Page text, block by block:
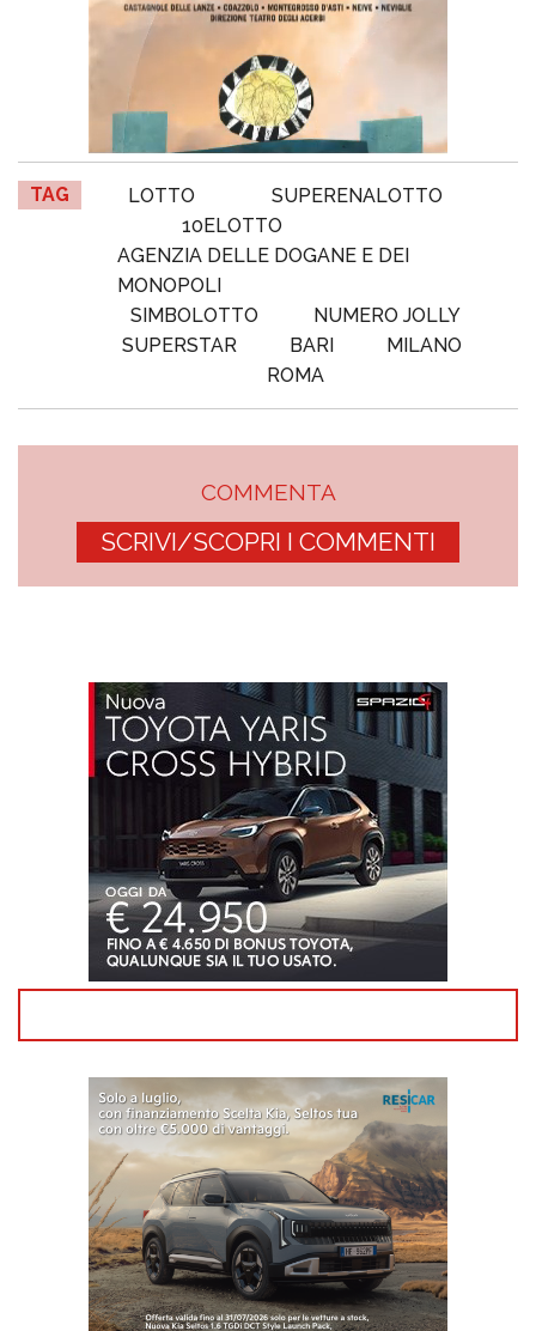
TAG LOTTO
SUPERENALOTTO
10ELOTTO
AGENZIA DELLE DOGANE E DEI
MONOPOLI
SIMBOLOTTO
NUMERO JOLLY
SUPERSTAR
BARI
MILANO
ROMA
COMMENTA
SCRIVI/SCOPRI I COMMENTI